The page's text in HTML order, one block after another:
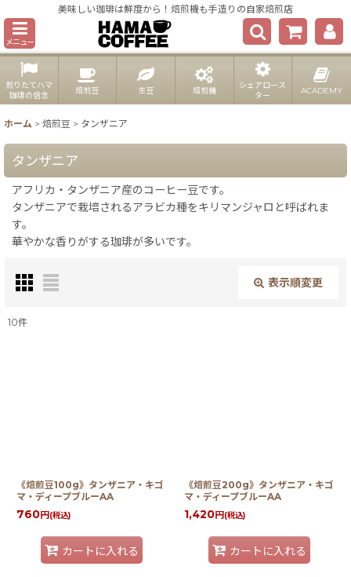
美味しい珈琲は鮮度から！焙煎機も手造りの自家焙煎店
メニュー
煎りたてハマ
珈琲の信念
焙煎豆 生豆 焙煎機
シェアロース
ター
ACADEMY
ホーム > 焙煎豆 > タンザニア
タンザニア
アフリカ・タンザニア産のコーヒー豆です。
タンザニアで栽培されるアラビカ種をキリマンジャロと呼ばれま
す。
華やかな香りがする珈琲が多いです。
表示順変更
10件
《焙煎豆100g》タンザニア・キゴ
マ・ディープブルーAA
760円 (税込)
カートに入れる
《焙煎豆200g》タンザニア・キゴ
マ・ディープブルーAA
1,420円 (税込)
カートに入れる